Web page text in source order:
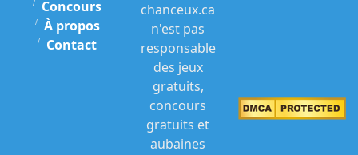
Concours
À propos
Contact
chanceux.ca
n'est pas
responsable
des jeux
gratuits,
concours
gratuits et
aubaines